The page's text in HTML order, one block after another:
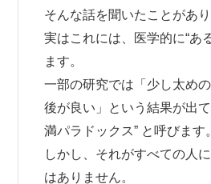
そんな話を聞いたことがあ
実はこれには、医学的に“あ
ます。
一部の研究では「少し太め
後が良い」という結果が出
満パラドックス” と呼びます。
しかし、それがすべての人
はありません。